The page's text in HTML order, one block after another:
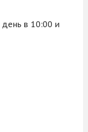
в 10:00 и